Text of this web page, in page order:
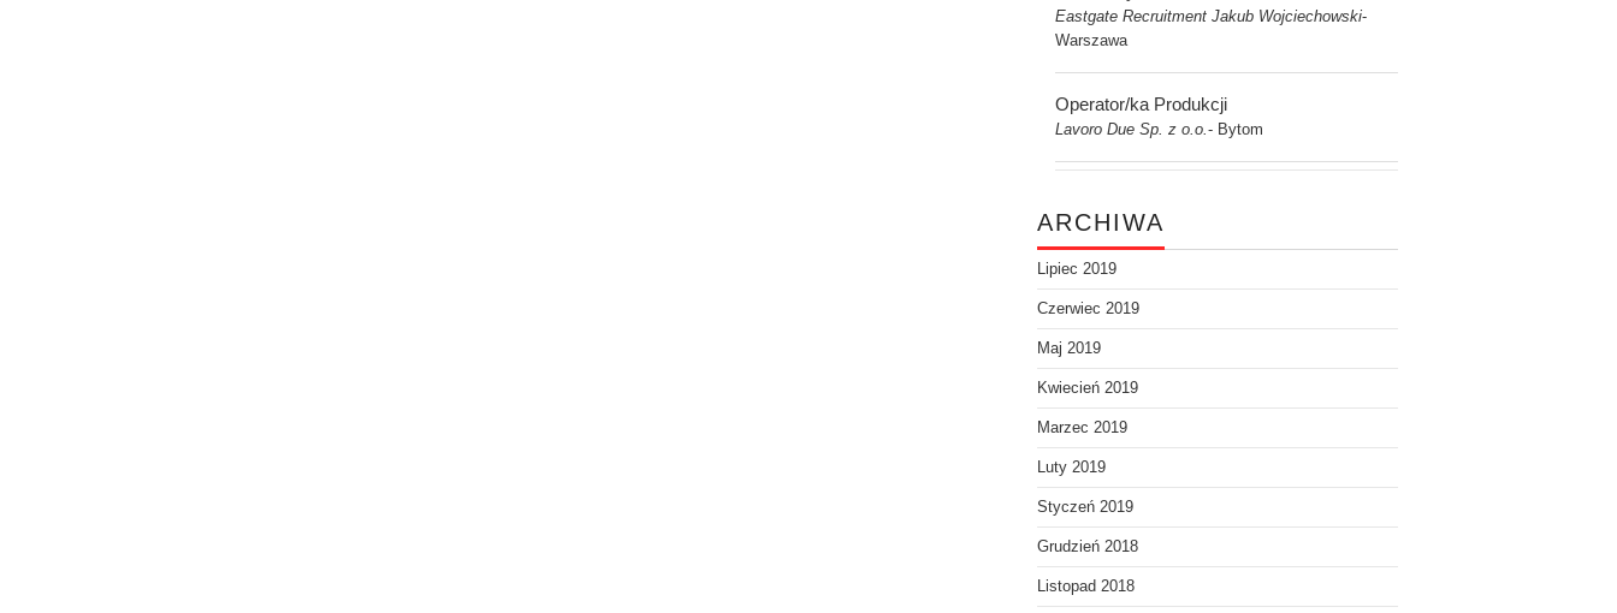
Eastgate Recruitment Jakub Wojciechowski-
Warszawa
Operator/ka Produkcji
Lavoro Due Sp. z o.o.- Bytom
ARCHIWA
Lipiec 2019
Czerwiec 2019
Maj 2019
Kwiecień 2019
Marzec 2019
Luty 2019
Styczeń 2019
Grudzień 2018
Listopad 2018